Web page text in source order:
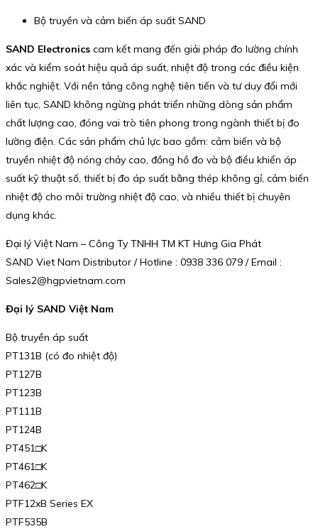
Bộ truyền và cảm biến áp suất SAND
SAND Electronics cam kết mang đến giải pháp đo lường chính
xác và kiểm soát hiệu quả áp suất, nhiệt độ trong các điều kiện
khắc nghiệt. Với nền tảng công nghệ tiên tiến và tư duy đổi mới
liên tục, SAND không ngừng phát triển những dòng sản phẩm
chất lượng cao, đóng vai trò tiên phong trong ngành thiết bị đo
lường điện. Các sản phẩm chủ lực bao gồm: cảm biến và bộ
truyền nhiệt độ nóng chảy cao, đồng hồ đo và bộ điều khiển áp
suất kỹ thuật số, thiết bị đo áp suất bằng thép không gỉ, cảm biến
nhiệt độ cho môi trường nhiệt độ cao, và nhiều thiết bị chuyên
dụng khác.
Đại lý Việt Nam – Công Ty TNHH TM KT Hưng Gia Phát
SAND Viet Nam Distributor / Hotline : 0938 336 079 / Email :
Sales2@hgpvietnam.com
Đại lý SAND Việt Nam
Bộ truyền áp suất
PT131B (có đo nhiệt độ)
PT127B
PT123B
PT111B
PT124B
PT451□K
PT461□K
PT462□K
PTF12xB Series EX
PTF535B